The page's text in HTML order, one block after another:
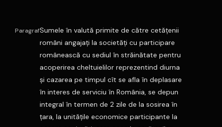
ParagrafSumele în valută primite de către cetăţenii
români angajaţi la societăţi cu participare
românească cu sediul în străinătate pentru
acoperirea cheltuielilor reprezentind diurna
şi cazarea pe timpul cît se afla în deplasare
în interes de serviciu în România, se depun
integral în termen de 2 zile de la sosirea în
ţara, la unităţile economice participante la